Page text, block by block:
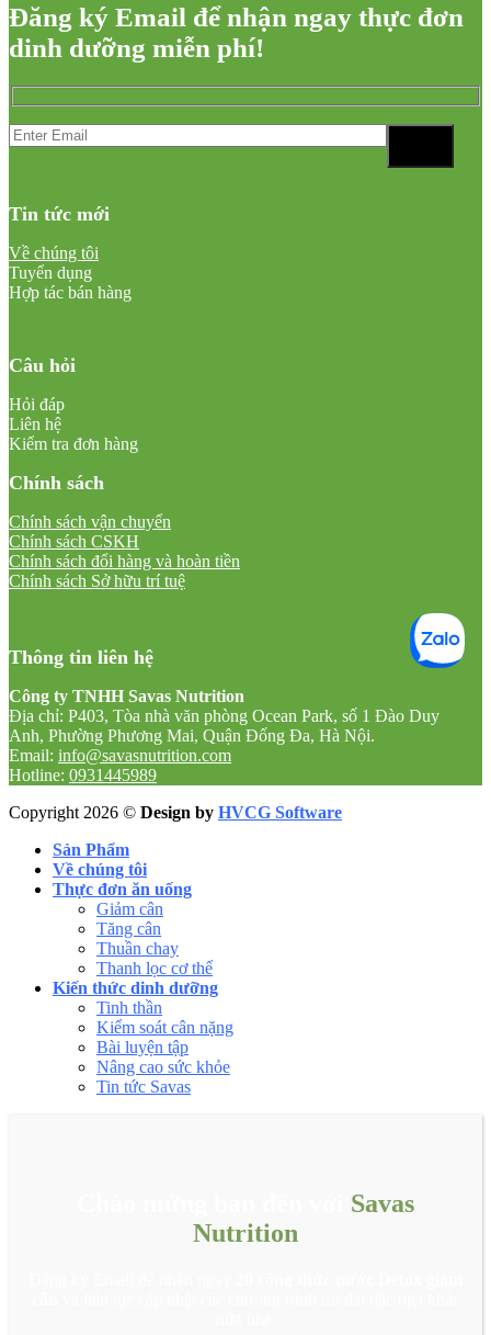
Đăng ký Email để nhận ngay thực đơn
dinh dưỡng miễn phí!
Tin tức mới
Về chúng tôi
Tuyển dụng
Hợp tác bán hàng
Câu hỏi
Hỏi đáp
Liên hệ
Kiểm tra đơn hàng
Chính sách
Chính sách vận chuyển
Chính sách CSKH
Chính sách đổi hàng và hoàn tiền
Chính sách Sở hữu trí tuệ
Thông tin liên hệ
Công ty TNHH Savas Nutrition
Địa chỉ: P403, Tòa nhà văn phòng Ocean Park, số 1 Đào Duy
Anh, Phường Phương Mai, Quận Đống Đa, Hà Nội.
Email: info@savasnutrition.com
Hotline: 0931445989
Copyright 2026 © Design by HVCG Software
Sản Phẩm
Về chúng tôi
Thực đơn ăn uống
Giảm cân
Tăng cân
Thuần chay
Thanh lọc cơ thể
Kiến thức dinh dưỡng
Tinh thần
Kiểm soát cân nặng
Bài luyện tập
Nâng cao sức khỏe
Tin tức Savas
Savas
Nutrition